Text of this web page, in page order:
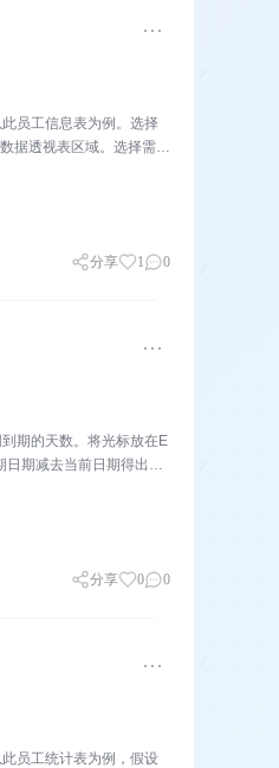
员工信息表为例。选择
据透视表区域。选择需要
分享 1 0
期的天数。将光标放在E
期减去当前日期得出
分享 0 0
员工统计表为例，假设